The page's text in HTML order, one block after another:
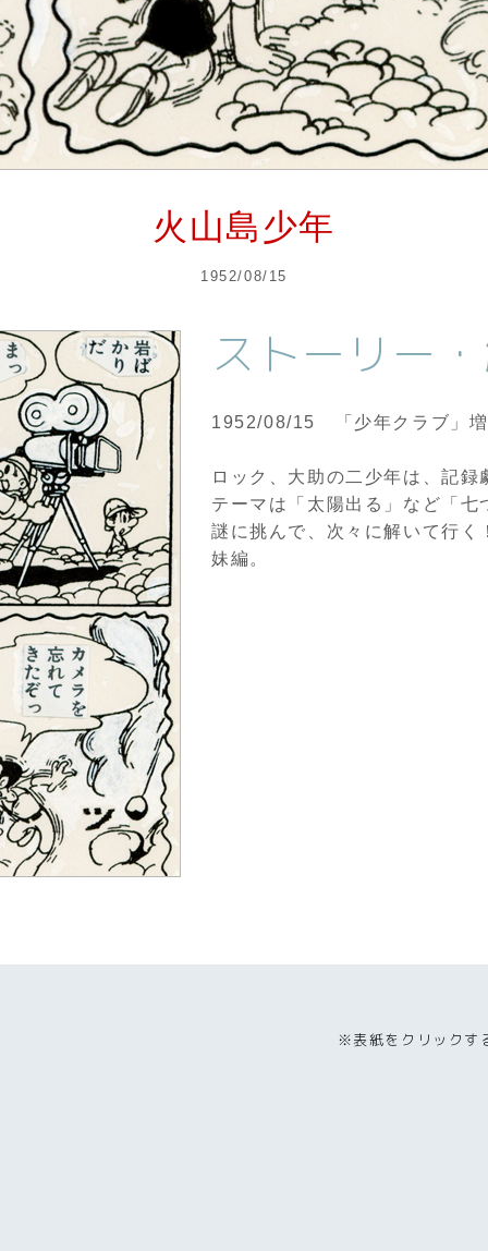
火山島少年
1952/08/15
ストーリー・
1952/08/15 「少年クラブ」
ロック、大助の二少年は、記
テーマは「太陽出る」など「
謎に挑んで、次々に解いて行
妹編。
※表紙をクリックす